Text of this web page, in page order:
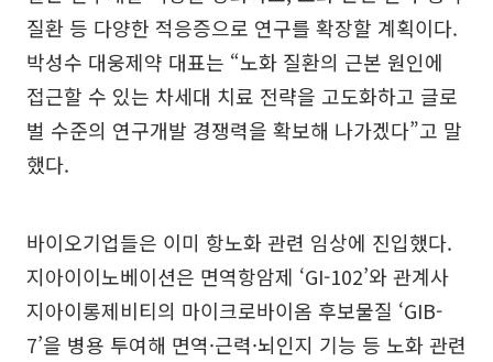
질환 등 다양한 적응증으로 연구를 확장할 계획이다.
박성수 대웅제약 대표는 “노화 질환의 근본 원인에
접근할 수 있는 차세대 치료 전략을 고도화하고 글로
벌 수준의 연구개발 경쟁력을 확보해 나가겠다”고 말
했다.
바이오기업들은 이미 항노화 관련 임상에 진입했다.
지아이이노베이션은 면역항암제 ‘GI-102’와 관계사
지아이롱제비티의 마이크로바이옴 후보물질 ‘GIB-
7’을 병용 투여해 면역·근력·뇌인지 기능 등 노화 관련